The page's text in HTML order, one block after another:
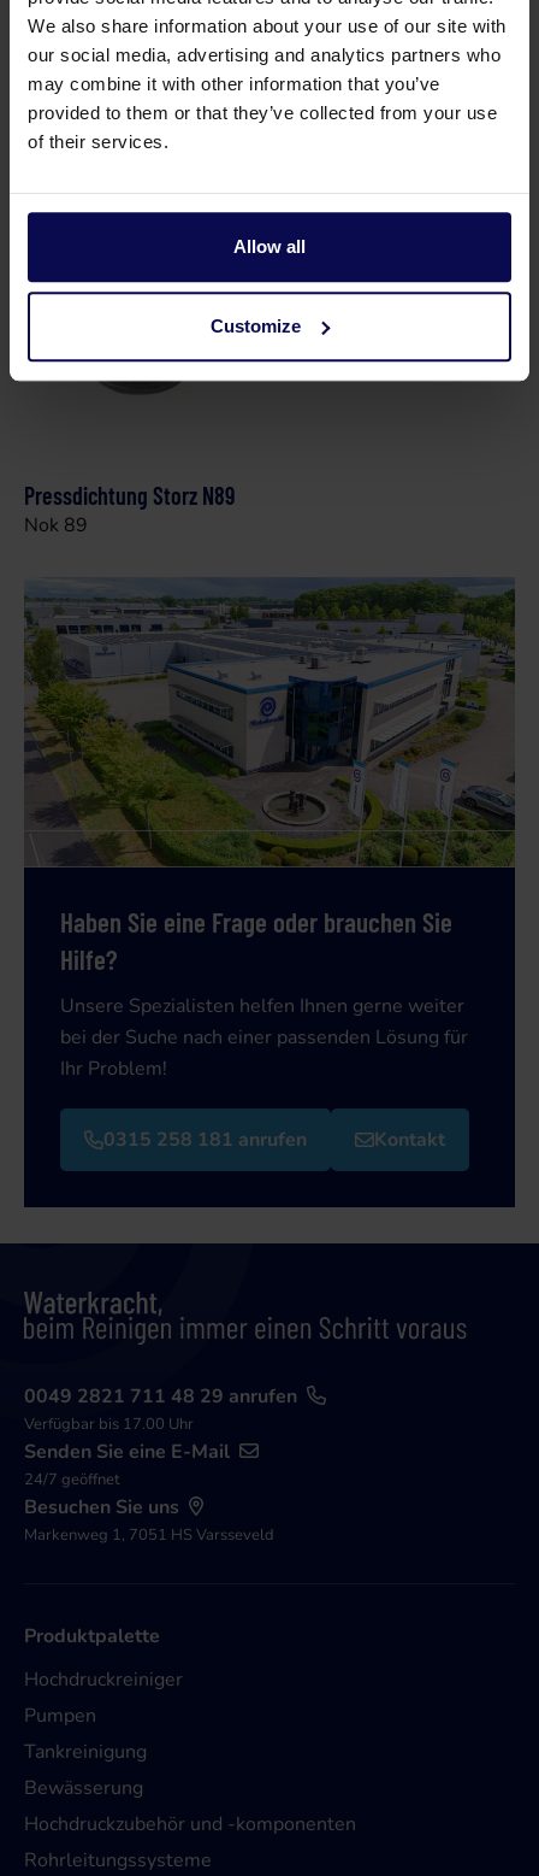
We also share information about your use of our site with
our social media, advertising and analytics partners who
may combine it with other information that you’ve
provided to them or that they’ve collected from your use
of their services.
Allow all
Customize
Schlüssel Storz 133/89/66
Teile
Pressdichtung Storz N89
Nok 89
Haben Sie eine Frage oder brauchen Sie
Hilfe?
Unsere Spezialisten helfen Ihnen gerne weiter
bei der Suche nach einer passenden Lösung für
Ihr Problem!
0315 258 181 anrufen Kontakt
0049 2821 711 48 29 anrufen
Verfügbar bis 17.00 Uhr
Senden Sie eine E-Mail
24/7 geöffnet
Besuchen Sie uns
Markenweg 1, 7051 HS Varsseveld
Produktpalette
Hochdruckreiniger
Pumpen
Tankreinigung
Bewässerung
Hochdruckzubehör und -komponenten
Rohrleitungssysteme